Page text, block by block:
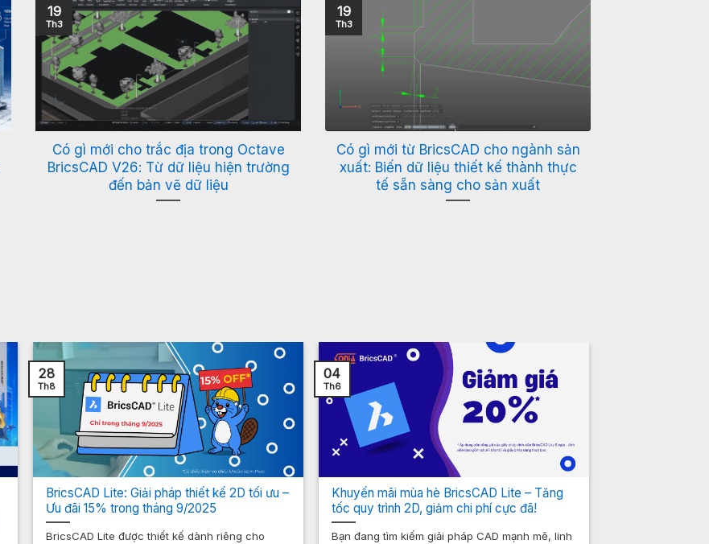
Có gì mới cho trắc địa trong Octave
BricsCAD V26: Từ dữ liệu hiện trường
đến bản vẽ dữ liệu
19
Th3
Có gì mới từ BricsCAD cho ngành sản
xuất: Biến dữ liệu thiết kế thành thực
tế sẵn sàng cho sản xuất
19
Th3
BricsCAD Lite: Giải pháp thiết kế 2D tối ưu –
Ưu đãi 15% trong tháng 9/2025
BricsCAD Lite được thiết kế dành riêng cho
28
Th8
Khuyến mãi mùa hè BricsCAD Lite – Tăng
tốc quy trình 2D, giảm chi phí cực đã!
Bạn đang tìm kiếm giải pháp CAD mạnh mẽ, linh
04
Th6